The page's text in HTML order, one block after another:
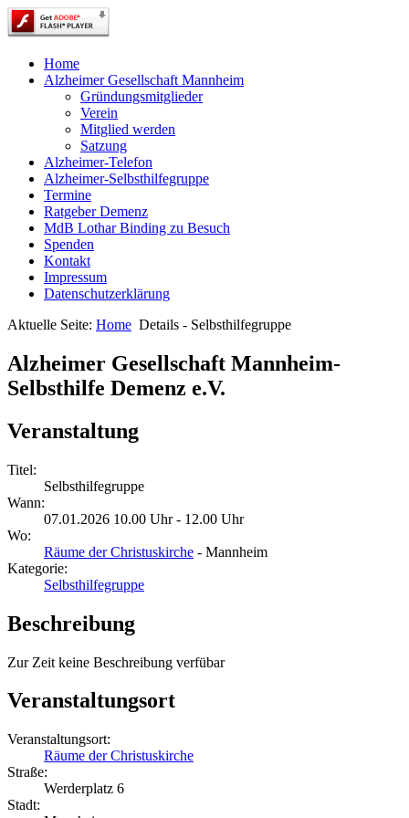
Home
Alzheimer Gesellschaft Mannheim
Gründungsmitglieder
Verein
Mitglied werden
Satzung
Alzheimer-Telefon
Alzheimer-Selbsthilfegruppe
Termine
Ratgeber Demenz
MdB Lothar Binding zu Besuch
Spenden
Kontakt
Impressum
Datenschutzerklärung
Aktuelle Seite: Home Details - Selbsthilfegruppe
Alzheimer Gesellschaft Mannheim-
Selbsthilfe Demenz e.V.
Veranstaltung
Titel:
Selbsthilfegruppe
Wann:
07.01.2026 10.00 Uhr - 12.00 Uhr
Wo:
Räume der Christuskirche - Mannheim
Kategorie:
Selbsthilfegruppe
Beschreibung
Zur Zeit keine Beschreibung verfübar
Veranstaltungsort
Veranstaltungsort:
Räume der Christuskirche
Straße:
Werderplatz 6
Stadt: